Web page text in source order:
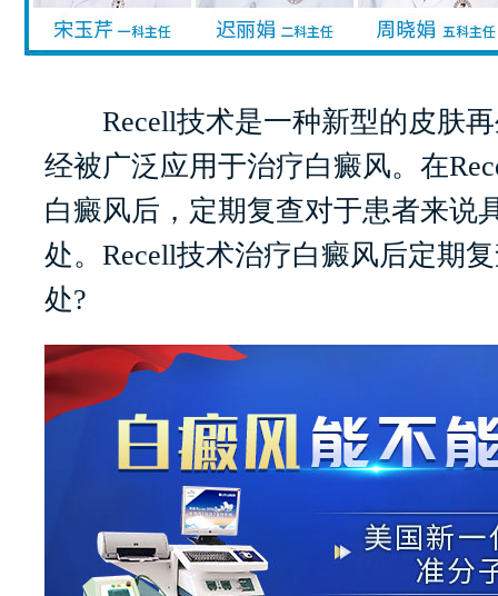
Recell技术是一种新型的皮肤再
经被广泛应用于治疗白癜风。在
白癜风后，定期复查对于患者来说
处。Recell技术治疗白癜风后定期
处?